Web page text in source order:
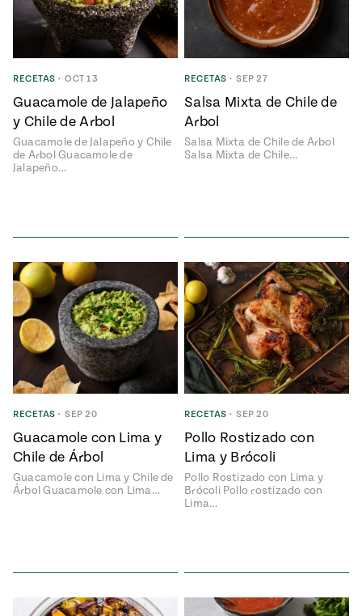
#MustEat
of Real
RECETAS • OCT 13
Guacamole de Jalapeño
y Chile de Arbol
Guacamole de Jalapeño y Chile
de Arbol Guacamole de
Jalapeño…
RECETAS • SEP 27
Salsa Mixta de Chile de
Arbol
Salsa Mixta de Chile de Arbol
Salsa Mixta de Chile…
RECETAS • SEP 20
Guacamole con Lima y
Chile de Árbol
Guacamole con Lima y Chile de
Árbol Guacamole con Lima…
RECETAS • SEP 20
Pollo Rostizado con
Lima y Brócoli
Pollo Rostizado con Lima y
Brócoli Pollo rostizado con
Lima…